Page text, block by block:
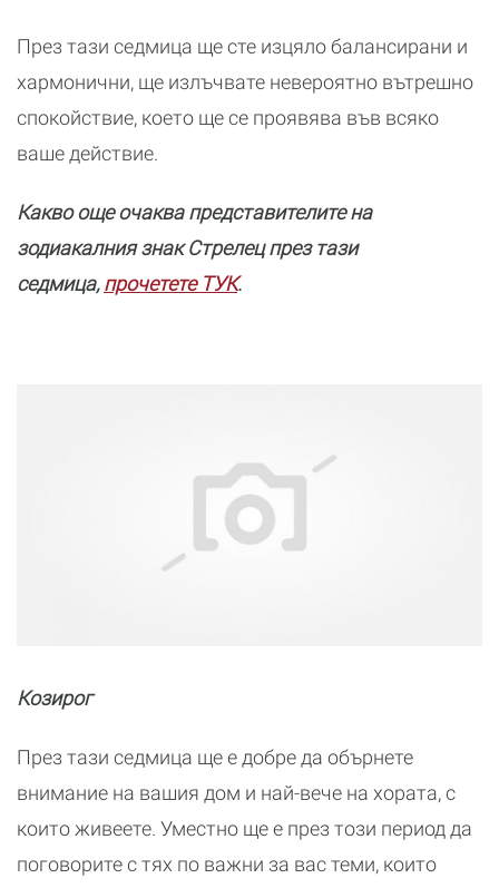
През тази седмица ще сте изцяло балансирани и
хармонични, ще излъчвате невероятно вътрешно
спокойствие, което ще се проявява във всяко
ваше действие.
Какво още очаква представителите на
зодиакалния знак Стрелец през тази
седмица,прочетете ТУК.
Козирог
През тази седмица ще е добре да обърнете
внимание на вашия дом и най-вече на хората, с
които живеете. Уместно ще е през този период да
поговорите с тях по важни за вас теми, които